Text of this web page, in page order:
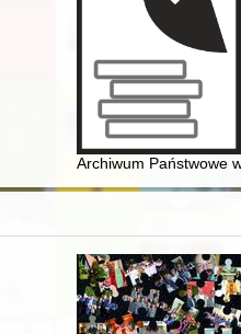
: czasopismo historyczne =
Archiwum Państwowe